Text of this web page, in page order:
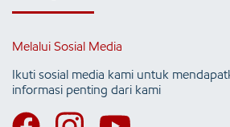
Melalui Sosial Media
Ikuti sosial media kami untuk
informasi penting dari kami